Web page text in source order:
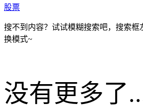
股票
搜不到内容？试试模糊搜索吧，搜索框
换模式~
没有更多了